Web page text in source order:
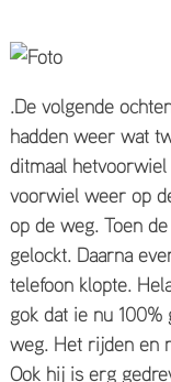
.De volgende
hadden weer wat
ditmaal
voorwiel weer op
op de weg. Toen
gelockt. Daarna
telefoon klopte.
gok dat ie nu
weg. Het rijden en
Ook hij is erg